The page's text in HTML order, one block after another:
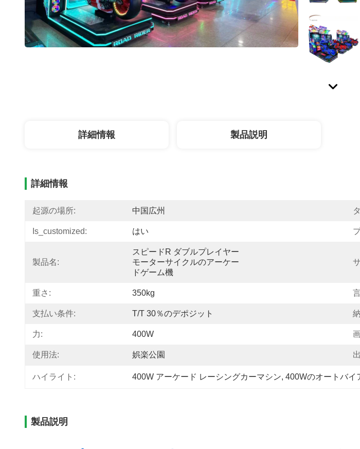
詳細情報 製品説明
詳細情報
起源の場所: 中国広州
Is_customized: はい
製品名:
スピードR ダブルプレイヤー
モーターサイクルのアーケー
ドゲーム機
重さ: 350kg
支払い条件: T/t 30％のデポジット
力: 400W
使用法: 娯楽公園
ハイライト: 400W アーケード レーシングカーマシン, 400Wのオートバイ
製品説明